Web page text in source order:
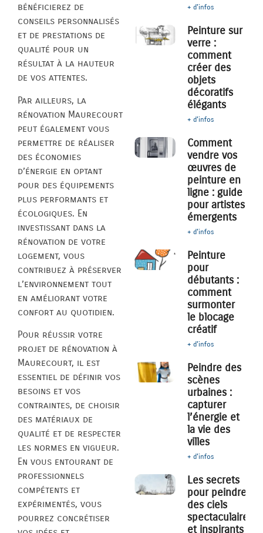
bénéficierez de
conseils personnalisés
et de prestations de
qualité pour un
résultat à la hauteur
de vos attentes.
Par ailleurs, la
rénovation Maurecourt
peut également vous
permettre de réaliser
des économies
d’énergie en optant
pour des équipements
plus performants et
écologiques. En
investissant dans la
rénovation de votre
logement, vous
contribuez à préserver
l’environnement tout
en améliorant votre
confort au quotidien.
Pour réussir votre
projet de rénovation à
Maurecourt, il est
essentiel de définir vos
besoins et vos
contraintes, de choisir
des matériaux de
qualité et de respecter
les normes en vigueur.
En vous entourant de
professionnels
compétents et
expérimentés, vous
pourrez concrétiser
+ d'infos
Peinture sur
verre :
comment
créer des
objets
décoratifs
élégants
+ d'infos
Comment
vendre vos
œuvres de
peinture en
ligne : guide
pour artistes
émergents
+ d'infos
Peinture
pour
débutants :
comment
surmonter
le blocage
créatif
+ d'infos
Peindre des
scènes
urbaines :
capturer
l’énergie et
la vie des
villes
+ d'infos
Les secrets
pour peindre
des ciels
spectaculaires
et inspirants